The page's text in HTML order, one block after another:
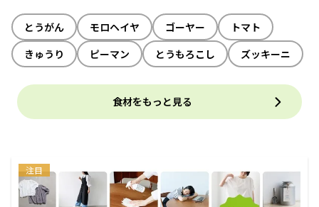
とうがん モロヘイヤ ゴーヤー
トマト
きゅうり
ピーマン とうもろこし ズッキーニ
食材をもっと見る
注目